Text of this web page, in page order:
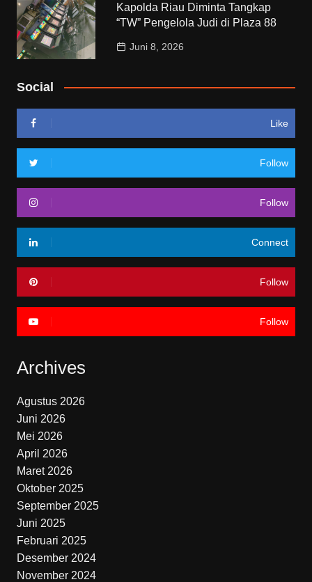
Kapolda Riau Diminta Tangkap
“TW” Pengelola Judi di Plaza 88
Juni 8, 2026
Social
Like
Follow
Follow
Connect
Follow
Follow
Archives
Agustus 2026
Juni 2026
Mei 2026
April 2026
Maret 2026
Oktober 2025
September 2025
Juni 2025
Februari 2025
Desember 2024
November 2024